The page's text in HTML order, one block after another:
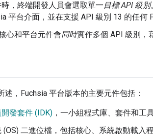
，終端開發人員會選取單一目標 API 級別
平台介面，並在支援 API 級別 13 的任何
心和平台元件會同時實作多個 API 級別，
述，Fuchsia 平台版本的主要元件包括：
發套件 (IDK) ，一小組程式庫、套件和工
(OS) 二進位檔，包括核心、系統啟動載入